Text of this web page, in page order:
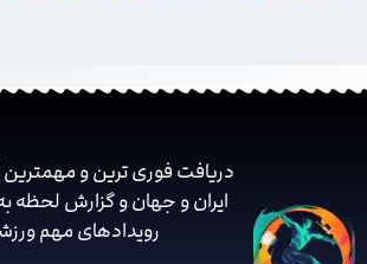
دریافت فوری ترین و مهمترین
ایران و جهان و گزارش لحظه
رویدادهای مهم